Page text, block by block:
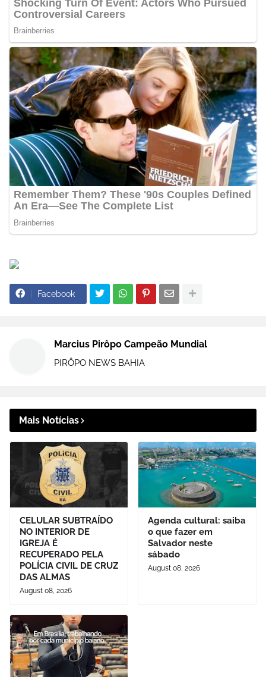
Facebook
Marcius Pirôpo Campeão Mundial
PIRÔPO NEWS BAHIA
Mais Notícias
CELULAR SUBTRAÍDO
NO INTERIOR DE
IGREJA É
RECUPERADO PELA
POLÍCIA CIVIL DE CRUZ
DAS ALMAS
August 08, 2026
Agenda cultural: saiba
o que fazer em
Salvador neste
sábado
August 08, 2026